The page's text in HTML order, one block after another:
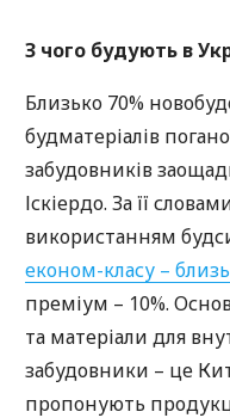
З чого будують в
Близько 70%
будматеріалів
забудовників
Іскіердо. За її
використанням
економ-класу –
преміум – 10%.
та матеріали для
забудовники – це
пропонують